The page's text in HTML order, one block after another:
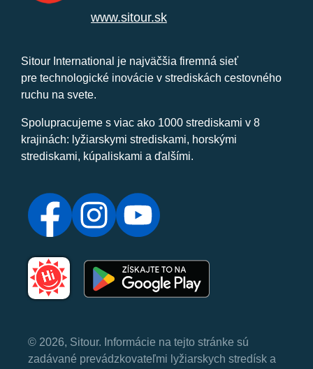
www.sitour.sk
Sitour International je najväčšia firemná sieť
pre technologické inovácie v strediskách cestovného
ruchu na svete.
Spolupracujeme s viac ako 1000 strediskami v 8
krajinách: lyžiarskymi strediskami, horskými
strediskami, kúpaliskami a ďalšími.
© 2026, Sitour. Informácie na tejto stránke sú
zadávané prevádzkovateľmi lyžiarskych stredísk a